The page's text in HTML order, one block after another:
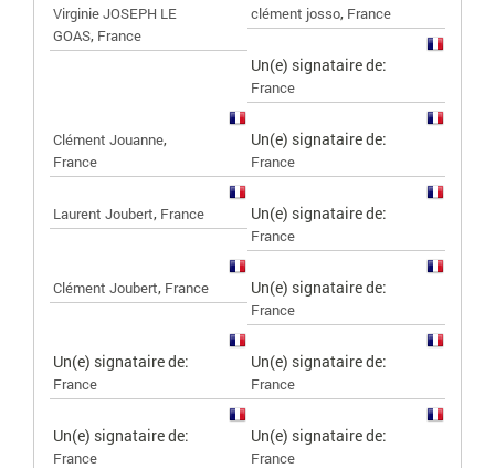
Virginie JOSEPH LE
GOAS, France
clément josso, France
Un(e) signataire de:
France
Clément Jouanne,
France
Un(e) signataire de:
France
Laurent Joubert, France Un(e) signataire de:
France
Clément Joubert, France Un(e) signataire de:
France
Un(e) signataire de:
France
Un(e) signataire de:
France
Un(e) signataire de:
France
Un(e) signataire de:
France